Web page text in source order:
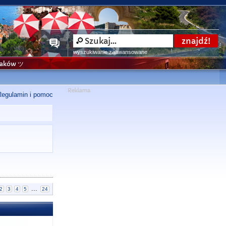
wyszukiwanie zaawansowane
ツ
i pomoc
3 4 5 ... 24